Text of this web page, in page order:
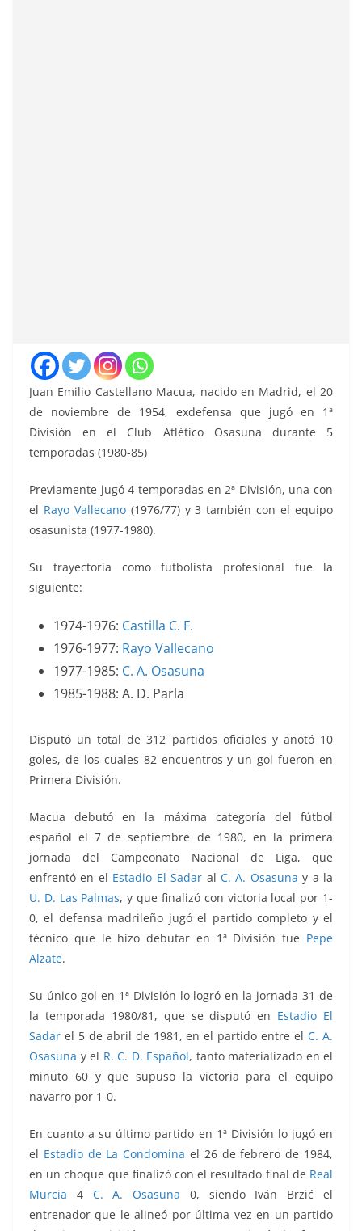
Juan Emilio Castellano Macua, nacido en Madrid, el 20
de noviembre de 1954, exdefensa que jugó en 1ª
División en el Club Atlético Osasuna durante 5
temporadas (1980-85)
Previamente jugó 4 temporadas en 2ª División, una con
el Rayo Vallecano(1976/77) y 3 también con el equipo
osasunista (1977-1980).
Su trayectoria como futbolista profesional fue la
siguiente:
1974-1976: Castilla C. F.
1976-1977: Rayo Vallecano
1977-1985: C. A. Osasuna
1985-1988: A. D. Parla
Disputó un total de 312 partidos oficiales y anotó 10
goles, de los cuales 82 encuentros y un gol fueron en
Primera División.
Macua debutó en la máxima categoría del fútbol
español el 7 de septiembre de 1980, en la primera
jornada del Campeonato Nacional de Liga, que
enfrentó en el Estadio El Sadar al C. A. Osasuna y a la
U. D. Las Palmas, y que finalizó con victoria local por 1-
0, el defensa madrileño jugó el partido completo y el
técnico que le hizo debutar en 1ª División fue Pepe
Alzate.
Su único gol en 1ª División lo logró en la jornada 31 de
la temporada 1980/81, que se disputó en Estadio El
Sadar el 5 de abril de 1981, en el partido entre el C. A.
Osasuna y el R. C. D. Español, tanto materializado en el
minuto 60 y que supuso la victoria para el equipo
navarro por 1-0.
En cuanto a su último partido en 1ª División lo jugó en
el Estadio de La Condomina el 26 de febrero de 1984,
en un choque que finalizó con el resultado final de Real
Murcia 4 C. A. Osasuna 0, siendo Iván Brzić el
entrenador que le alineó por última vez en un partido